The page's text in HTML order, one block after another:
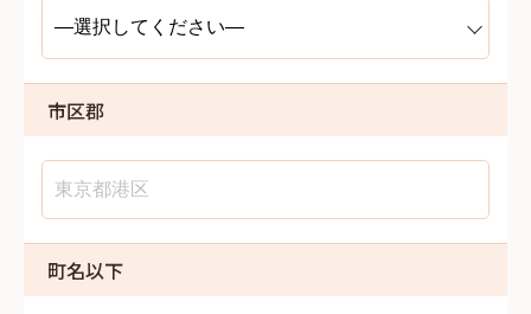
市区郡
町名以下